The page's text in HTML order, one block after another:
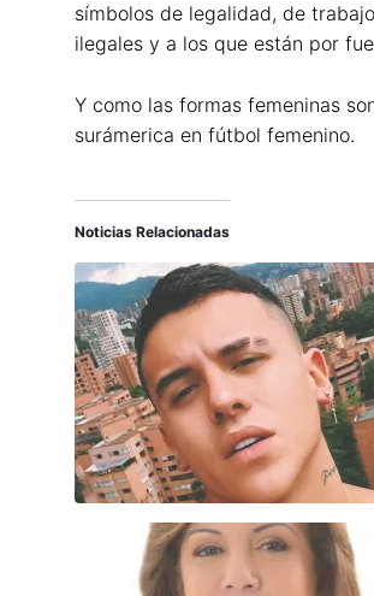
símbolos de legalidad, de
ilegales y a los que están por
Y como las formas femeninas
surámerica en fútbol femenino.
Noticias Relacionadas